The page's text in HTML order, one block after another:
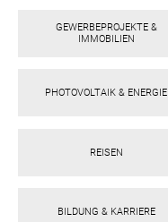
ok am
GEWERBEPROJEKTE &
IMMOBILIEN
PHOTOVOLTAIK & ENERGIE
REISEN
BILDUNG & KARRIERE